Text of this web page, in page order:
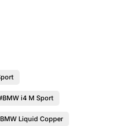
i4 M Sport
Liquid Copper